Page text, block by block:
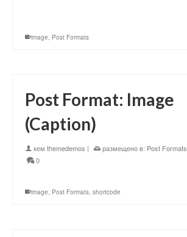
image, Post Formats
Post Format: Image
(Caption)
кем themedemos | размещено в: Post Formats
0
image, Post Formats, shortcode